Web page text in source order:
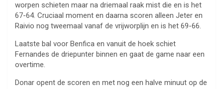
worpen schieten maar na driemaal raak mist die en is het
67-64. Cruciaal moment en daarna scoren alleen Jeter en
Raivio nog tweemaal vanaf de vrijworplijn en is het 69-66.
Laatste bal voor Benfica en vanuit de hoek schiet
Fernandes de driepunter binnen en gaat de game naar een
overtime.
Donar opent de scoren en met nog een halve minuut op de